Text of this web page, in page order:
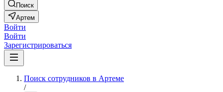
Поиск
Артем
Войти
Войти
Зарегистрироваться
Поиск сотрудников в Артеме
/